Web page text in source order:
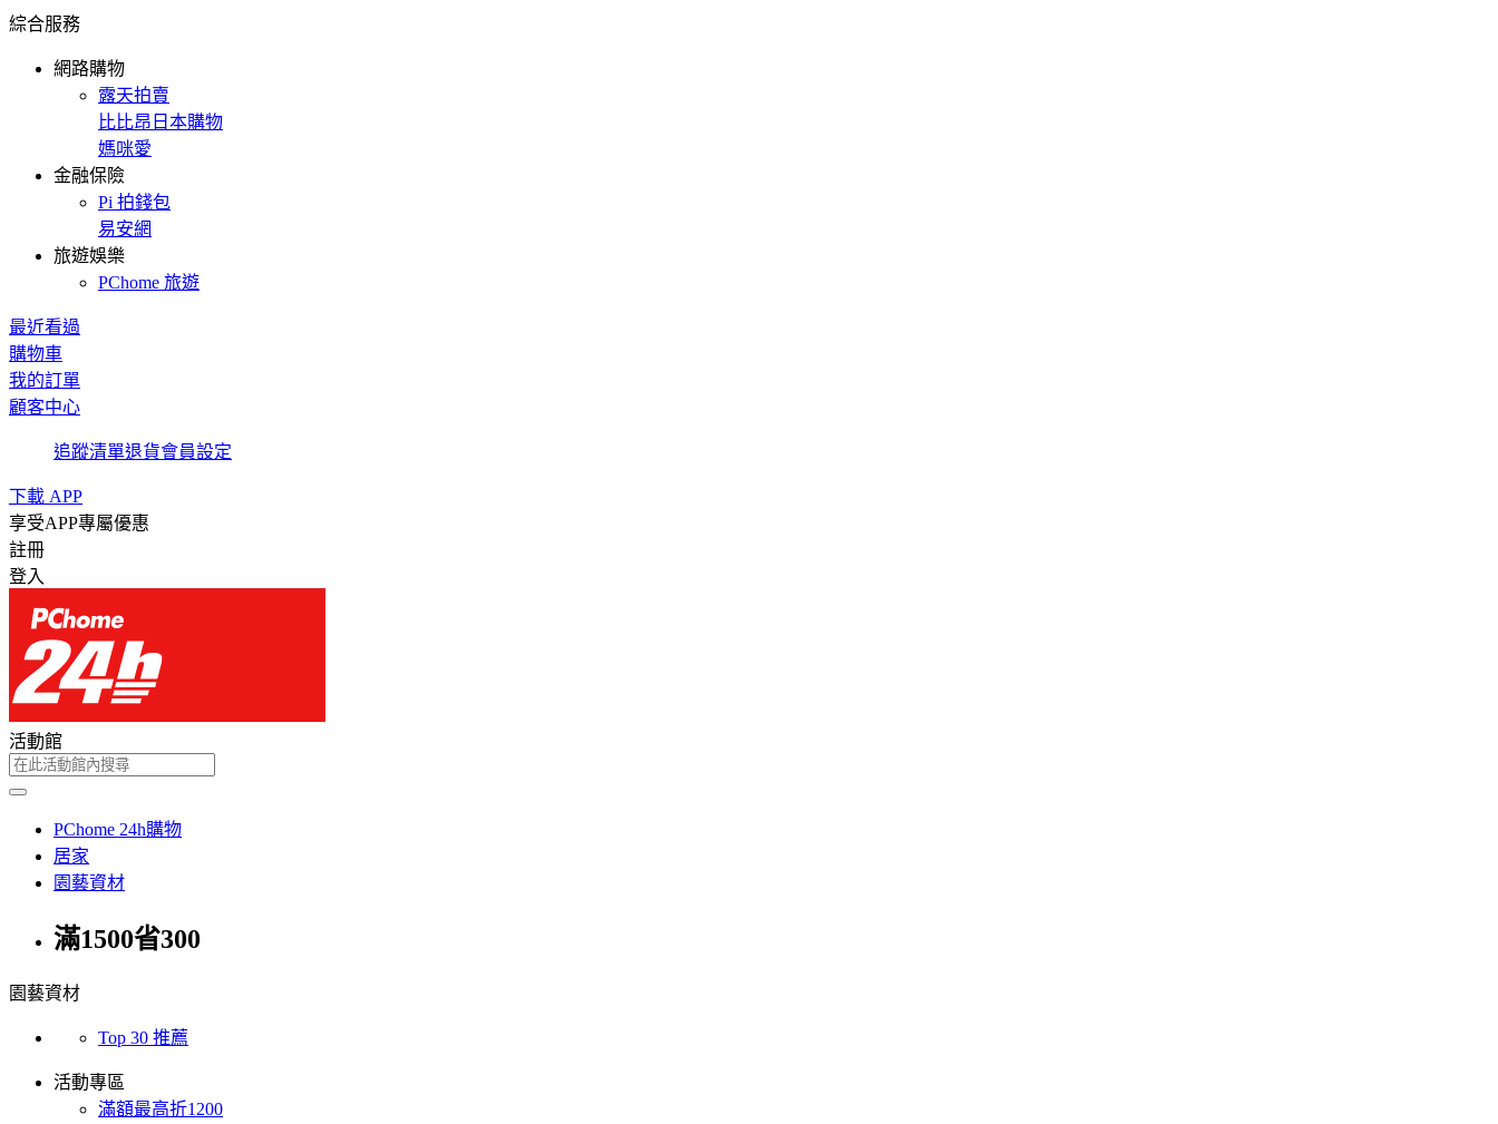
綜合服務
網路購物
露天拍賣
比比昂日本購物
媽咪愛
金融保險
Pi 拍錢包
易安網
旅遊娛樂
PChome 旅遊
最近看過
購物車
我的訂單
顧客中心
追蹤清單退貨會員設定
下載 APP
享受APP專屬優惠
註冊
登入
活動館
PChome 24h購物
居家
園藝資材
滿1500省300
園藝資材
Top 30 推薦
活動專區
滿額最高折1200